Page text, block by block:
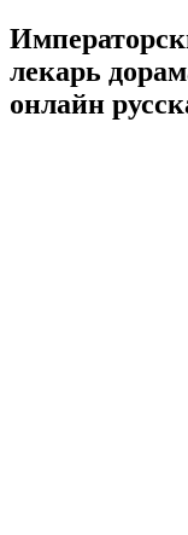
лекарь
онлайн